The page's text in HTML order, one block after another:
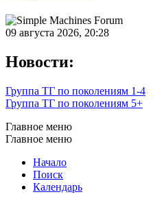
09 августа 2026, 20:28
Новости:
Группа ТГ по поколениям 1-4
Группа ТГ по поколениям 5+
Главное меню
Главное меню
Начало
Поиск
Календарь